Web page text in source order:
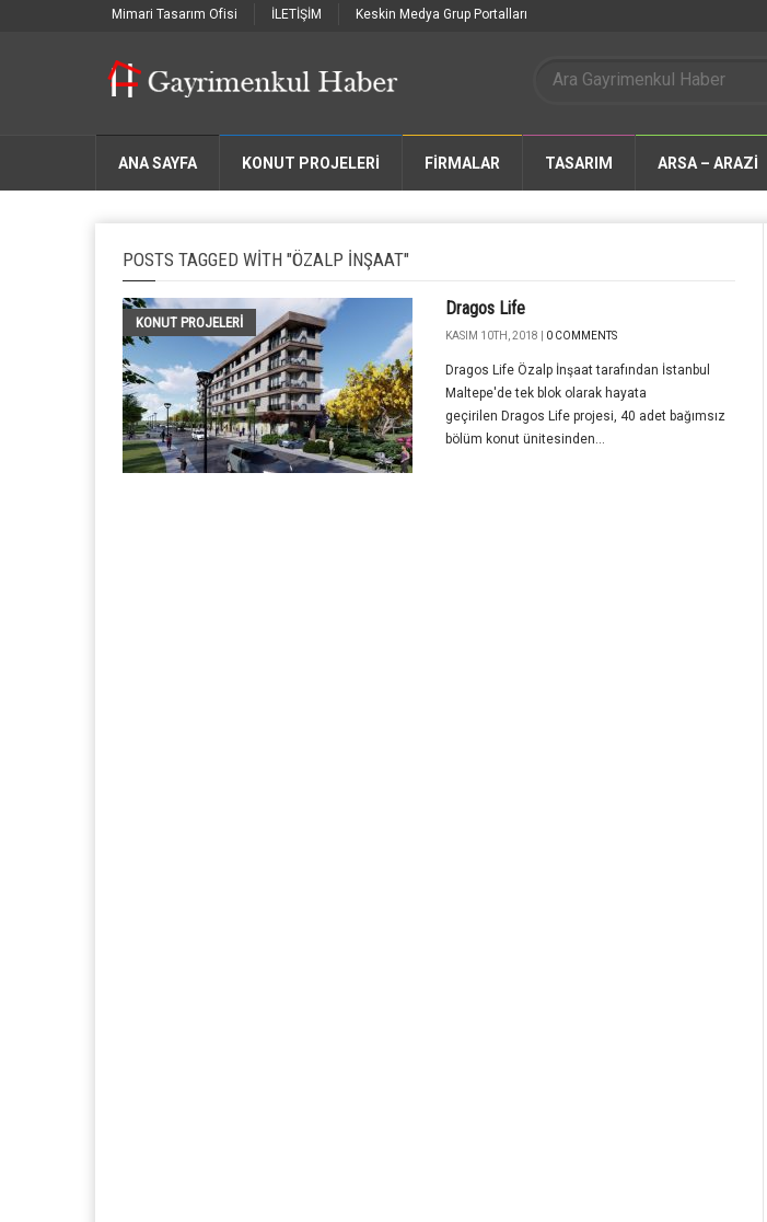
Mimari Tasarım Ofisi İLETİŞİM Keskin Medya Grup Portalları
ANA SAYFA KONUT PROJELERİ FIRMALAR TASARIM ARSA – ARAZİ
POSTS TAGGED WITH "ÖZALP İNŞAAT"
KONUT PROJELERI
Dragos Life
KASIM 10TH, 2018 | 0 COMMENTS
Dragos Life Özalp İnşaat tarafından İstanbul
Maltepe'de tek blok olarak hayata
geçirilen Dragos Life projesi, 40 adet bağımsız
bölüm konut ünitesinden...